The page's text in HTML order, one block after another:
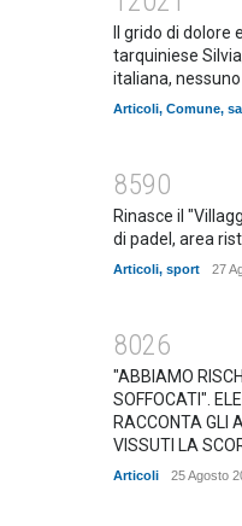
Il grido di dolore
tarquiniese
italiana,
Articoli, Comune,
8590
Rinasce il
di padel, area
Articoli, sport 27
8026
"ABBIAMO
SOFFOCATI".
RACCONTA GLI
VISSUTI LA
Articoli 25 Agosto